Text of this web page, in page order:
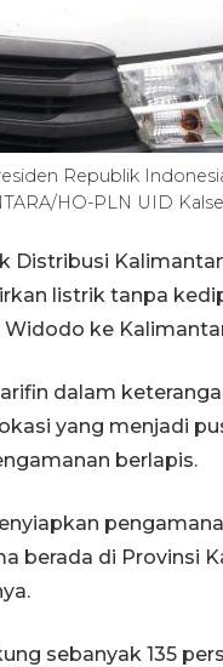
Republik
HO-PLN UID
Distribusi
listrik tanpa
ke
dalam
yang menjadi
berlapis.
berada di Provinsi
sebanyak 135